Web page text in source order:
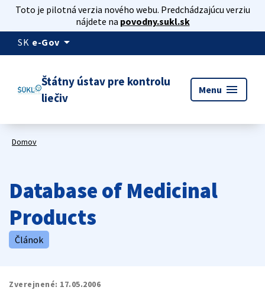
Toto je pilotná verzia nového webu. Predchádzajúcu verziu
nájdete na povodny.sukl.sk
SK e-Gov arrow_drop_down
Štátny ústav pre kontrolu
liečiv
Menu menu
Domov
Database of Medicinal
Products
Článok
Zverejnené: 17.05.2006